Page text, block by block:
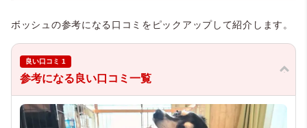
ボッシュの参考になる口コミをピックアップして紹介します。
良い口コミ 1
参考になる良い口コミ一覧